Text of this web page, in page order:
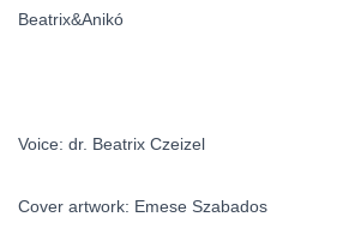
Beatrix&Anikó
Voice: dr. Beatrix Czeizel
Cover artwork: Emese Szabados